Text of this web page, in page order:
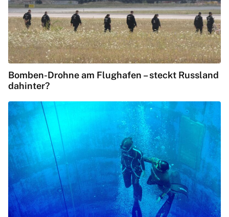
Bomben-Drohne am Flughafen – steckt Russland
dahinter?